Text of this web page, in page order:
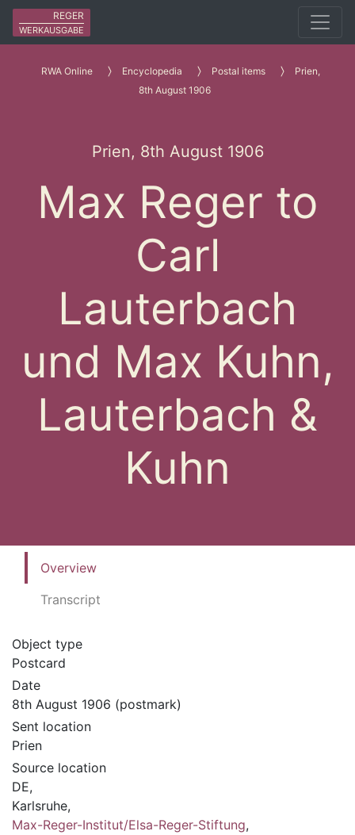
REGER
WERKAUSGABE
RWA Online Encyclopedia Postal items
Prien,
8th August 1906
Prien, 8th August 1906
Max Reger to
Carl
Lauterbach
und Max Kuhn,
Lauterbach &
Kuhn
Overview
Transcript
Object type
Postcard
Date
8th August 1906 (postmark)
Sent location
Prien
Source location
DE,
Karlsruhe,
Max-Reger-Institut/Elsa-Reger-Stiftung,